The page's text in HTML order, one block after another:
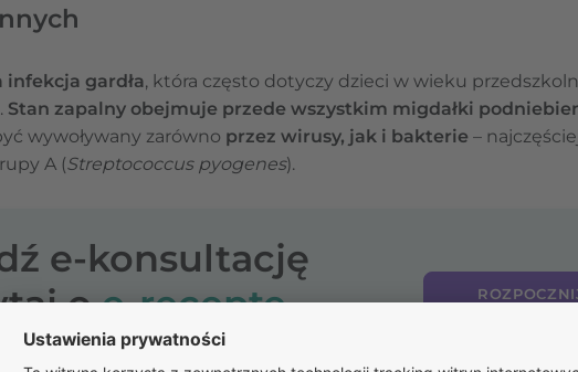
gardła, która często dotyczy dzieci w wieku
Stan zapalny obejmuje przede wszystkim migdałki
wywoływany zarówno przez wirusy, jak i bakterie –
A (Streptococcus pyogenes).
e-konsultację
oe-receptę
leki